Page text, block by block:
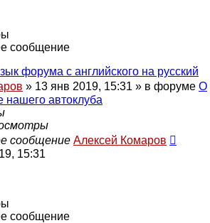
сообщение
форума с английского на русский
» 13 янв 2019, 15:31 » в форуме О
нашего автоклуба
сообщение Алексей Комаров
15:31
сообщение